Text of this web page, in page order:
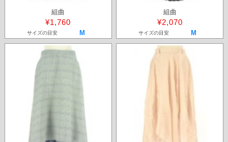
組曲
¥1,760
サイズの目安 M
組曲
¥2,070
サイズの目安 M